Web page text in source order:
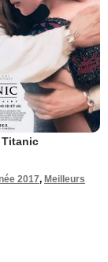
Titanic
2017, Meilleurs